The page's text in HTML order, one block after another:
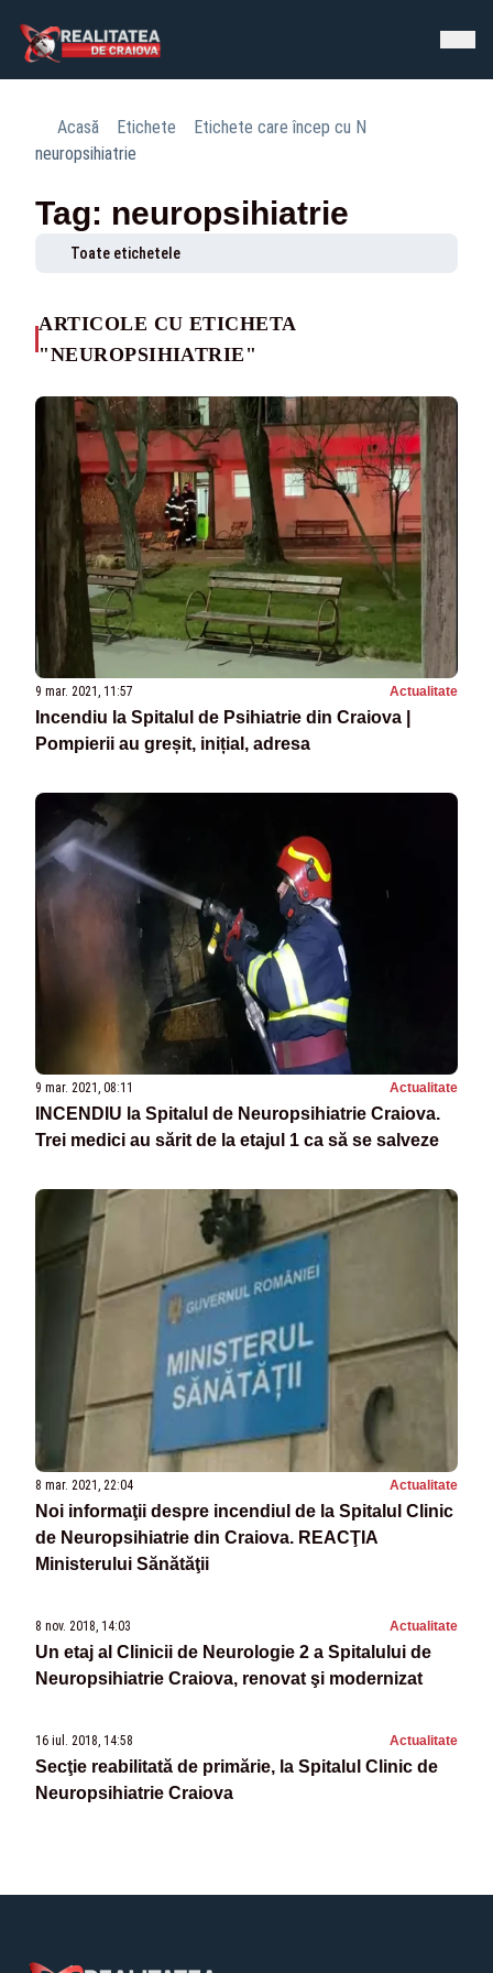
Acasă Etichete
Etichete care încep cu N
neuropsihiatrie
Tag: neuropsihiatrie
Toate etichetele
ARTICOLE CU ETICHETA
"NEUROPSIHIATRIE"
9 mar. 2021, 11:57 Actualitate
Incendiu la Spitalul de Psihiatrie din Craiova |
Pompierii au greșit, inițial, adresa
9 mar. 2021, 08:11 Actualitate
INCENDIU la Spitalul de Neuropsihiatrie Craiova.
Trei medici au sărit de la etajul 1 ca să se salveze
8 mar. 2021, 22:04 Actualitate
Noi informaţii despre incendiul de la Spitalul Clinic
de Neuropsihiatrie din Craiova. REACŢIA
Ministerului Sănătăţii
8 nov. 2018, 14:03 Actualitate
Un etaj al Clinicii de Neurologie 2 a Spitalului de
Neuropsihiatrie Craiova, renovat şi modernizat
16 iul. 2018, 14:58 Actualitate
Secţie reabilitată de primărie, la Spitalul Clinic de
Neuropsihiatrie Craiova